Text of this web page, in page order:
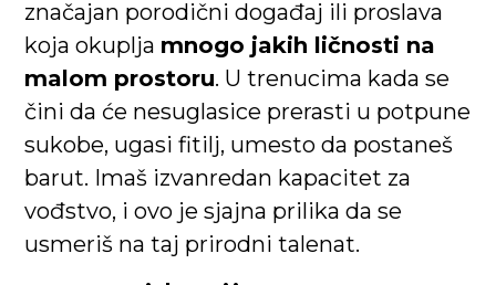
značajan porodični događaj ili proslava
koja okuplja mnogo jakih ličnosti na
malom prostoru. U trenucima kada se
čini da će nesuglasice prerasti u potpune
sukobe, ugasi fitilj, umesto da postaneš
barut. Imaš izvanredan kapacitet za
vođstvo, i ovo je sjajna prilika da se
usmeriš na taj prirodni talenat.